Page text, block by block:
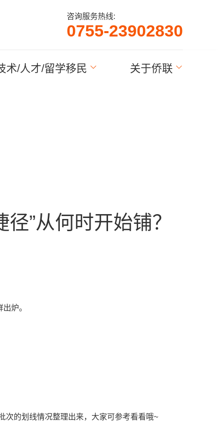
咨询服务热线:
0755-23902830
术/人才/留学移民 关于侨联
”从何时开始铺？
炉。
次的划线情况整理出来，大家可参考看看哦~